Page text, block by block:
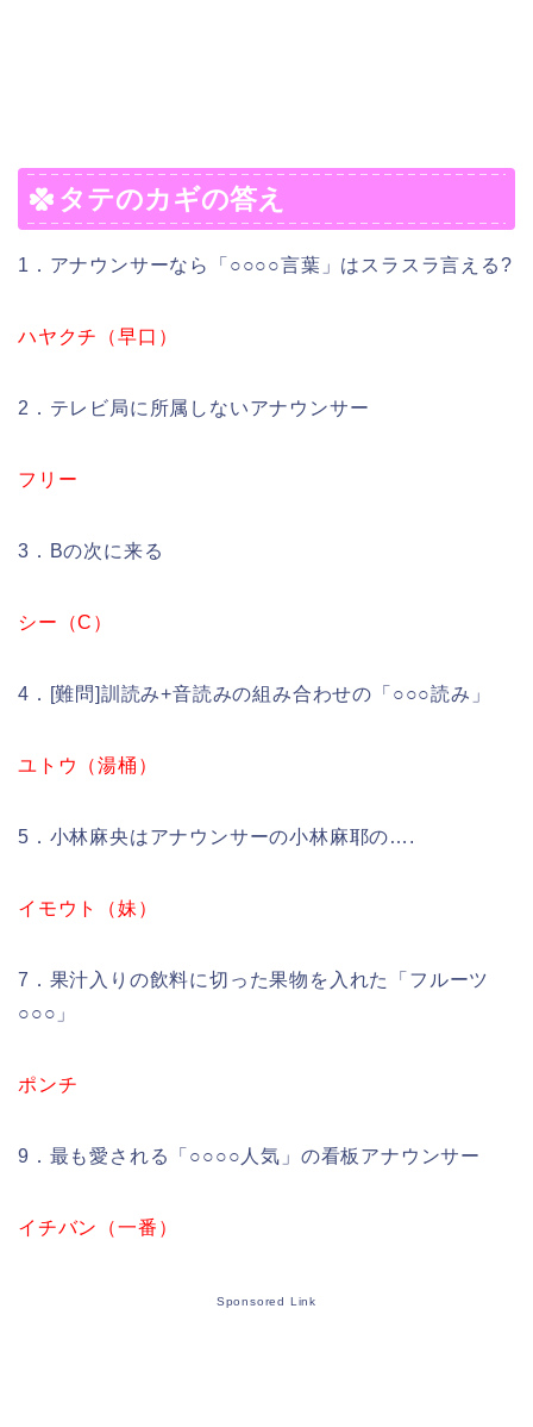
タテのカギの答え
1．アナウンサーなら「○○○○言葉」はスラスラ言える?
ハヤクチ（早口）
2．テレビ局に所属しないアナウンサー
フリー
3．Bの次に来る
シー（C）
4．[難問]訓読み+音読みの組み合わせの「○○○読み」
ユトウ（湯桶）
5．小林麻央はアナウンサーの小林麻耶の….
イモウト（妹）
7．果汁入りの飲料に切った果物を入れた「フルーツ
○○○」
ポンチ
9．最も愛される「○○○○人気」の看板アナウンサー
イチバン（一番）
Sponsored Link